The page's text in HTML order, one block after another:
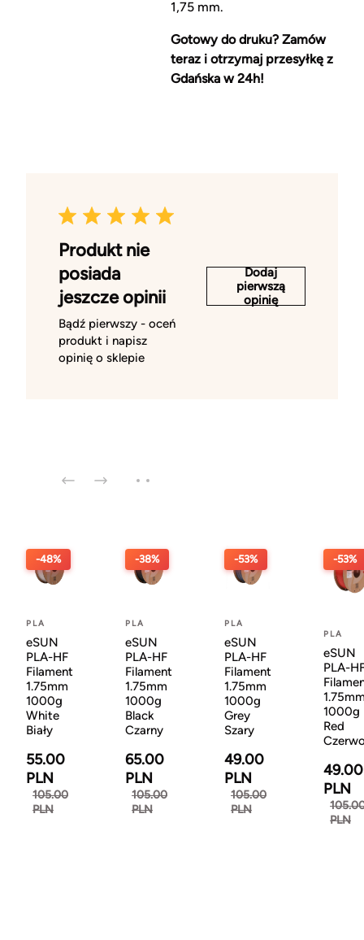
1,75 mm.
Gotowy do druku? Zamów
teraz i otrzymaj przesyłkę z
Gdańska w 24h!
Produkt nie
posiada
jeszcze opinii
Bądź pierwszy - oceń
produkt i napisz
opinię o sklepie
Dodaj
pierwszą
opinię
-48%
PLA
eSUN
PLA-HF
Filament
1.75mm
1000g
White
Biały
55.00
PLN
105.00
PLN
-38%
PLA
eSUN
PLA-HF
Filament
1.75mm
1000g
Black
Czarny
65.00
PLN
105.00
PLN
-53%
PLA
eSUN
PLA-HF
Filament
1.75mm
1000g
Grey
Szary
49.00
PLN
105.00
PLN
-53%
PLA
eSUN
PLA-
1000g
Red
49.00
PLN
PLN